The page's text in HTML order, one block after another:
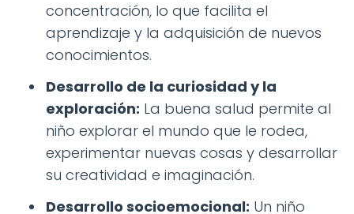
concentración, lo que facilita el
aprendizaje y la adquisición de nuevos
conocimientos.
Desarrollo de la curiosidad y la
exploración: La buena salud permite al
niño explorar el mundo que le rodea,
experimentar nuevas cosas y desarrollar
su creatividad e imaginación.
Desarrollo socioemocional: Un niño